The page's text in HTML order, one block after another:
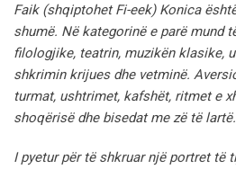
Faik (shqiptohet Fi-eek) Konica
shumë. Në kategorinë e parë mund
filologjike, teatrin, muzikën klasike,
shkrimin krijues dhe vetminë.
turmat, ushtrimet, kafshët, ritmet e
shoqërisë dhe bisedat me zë të lartë.
I pyetur për të shkruar një portret të